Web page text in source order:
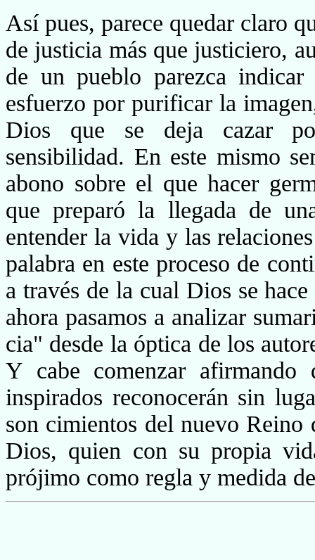
Así pues, parece quedar claro
de justicia más que justiciero,
de un pueblo parezca
esfuerzo por purificar la
Dios que se deja cazar
sensibilidad. En este mismo
abono sobre el que hacer
que preparó la llegada de
entender la vida y las
palabra en este proceso de
a través de la cual Dios se
ahora pasamos a analizar
cia" desde la óptica de los
Y cabe comenzar afirmando
inspirados reconocerán sin
son cimientos del nuevo
Dios, quien con su propia
prójimo como regla y me­dida